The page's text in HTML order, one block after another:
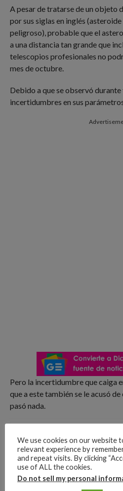
A pesar de tratarse de un objeto
por sus siglas en inglés
peligroso), probable que el
a una distancia tan grande que
telescopios profesionales no
mes de octubre.
Debido a que se observó
incertidumbres en sus
Pero la incertidumbre que caiga
que a este también se le acusó
pasó nada.
Así que este año tampoco pasará.
We use cookies on our website
relevant experience by
and repeat visits. By clicking
use of ALL the cookies.
Do not sell my personal